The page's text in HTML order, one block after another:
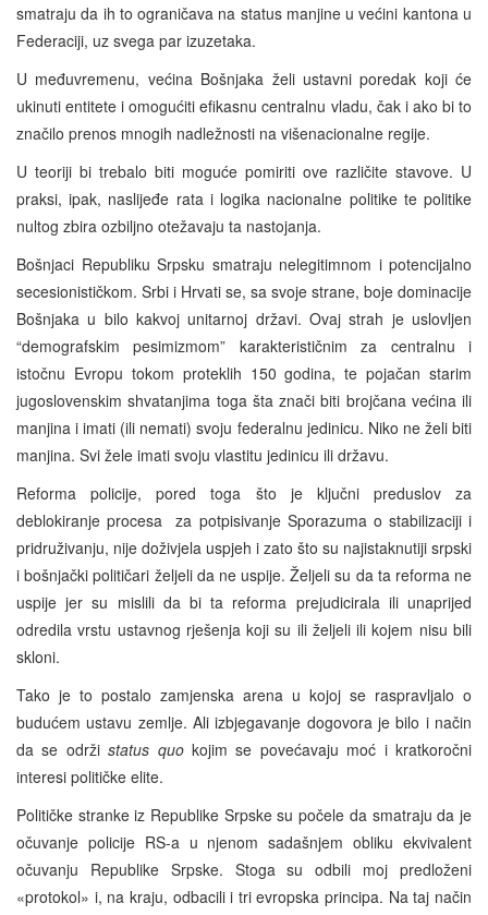
smatraju da ih to ograničava na status manjine u većini kantona u
Federaciji, uz svega par izuzetaka.
U međuvremenu, većina Bošnjaka želi ustavni poredak koji će
ukinuti entitete i omogućiti efikasnu centralnu vladu, čak i ako bi to
značilo prenos mnogih nadležnosti na višenacionalne regije.
U teoriji bi trebalo biti moguće pomiriti ove različite stavove. U
praksi, ipak, naslijeđe rata i logika nacionalne politike te politike
nultog zbira ozbiljno otežavaju ta nastojanja.
Bošnjaci Republiku Srpsku smatraju nelegitimnom i potencijalno
secesionističkom. Srbi i Hrvati se, sa svoje strane, boje dominacije
Bošnjaka u bilo kakvoj unitarnoj državi. Ovaj strah je uslovljen
“demografskim pesimizmom” karakterističnim za centralnu i
istočnu Evropu tokom proteklih 150 godina, te pojačan starim
jugoslovenskim shvatanjima toga šta znači biti brojčana većina ili
manjina i imati (ili nemati) svoju federalnu jedinicu. Niko ne želi biti
manjina. Svi žele imati svoju vlastitu jedinicu ili državu.
Reforma policije, pored toga što je ključni preduslov za
deblokiranje procesa za potpisivanje Sporazuma o stabilizaciji i
pridruživanju, nije doživjela uspjeh i zato što su najistaknutiji srpski
i bošnjački političari željeli da ne uspije. Željeli su da ta reforma ne
uspije jer su mislili da bi ta reforma prejudicirala ili unaprijed
odredila vrstu ustavnog rješenja koji su ili željeli ili kojem nisu bili
skloni.
Tako je to postalo zamjenska arena u kojoj se raspravljalo o
budućem ustavu zemlje. Ali izbjegavanje dogovora je bilo i način
da se održistatus quokojim se povećavaju moć i kratkoročni
interesi političke elite.
Političke stranke iz Republike Srpske su počele da smatraju da je
očuvanje policije RS-a u njenom sadašnjem obliku ekvivalent
očuvanju Republike Srpske. Stoga su odbili moj predloženi
«protokol» i, na kraju, odbacili i tri evropska principa. Na taj način